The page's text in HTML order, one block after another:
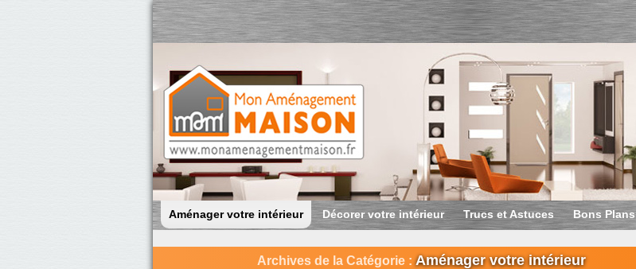
Aménager votre intérieur Décorer votre intérieur Trucs et Astuces Bons Plans
Archives de la Catégorie :Aménager votre intérieur